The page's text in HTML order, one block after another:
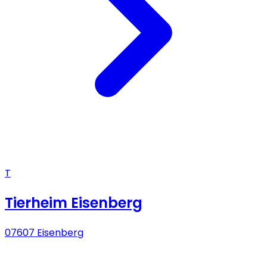
T
Tierheim Eisenberg
07607 Eisenberg